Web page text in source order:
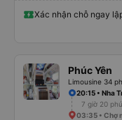
Xác nhận chỗ ngay
Phúc Yên
Limousine 34
20:15 • Nha
7 giờ 20
03:35 • Chợ